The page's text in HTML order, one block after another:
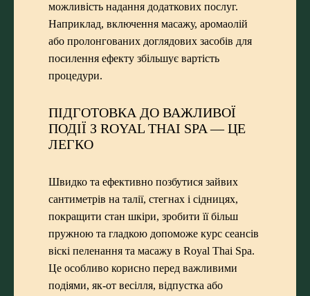
можливість надання додаткових послуг.
Наприклад, включення масажу, аромаолій
або пролонгованих доглядових засобів для
посилення ефекту збільшує вартість
процедури.
ПІДГОТОВКА ДО ВАЖЛИВОЇ
ПОДІЇ З ROYAL THAI SPA — ЦЕ
ЛЕГКО
Швидко та ефективно позбутися зайвих
сантиметрів на талії, стегнах і сідницях,
покращити стан шкіри, зробити її більш
пружною та гладкою допоможе курс сеансів
віскі пеленання та масажу в Royal Thai Spa.
Це особливо корисно перед важливими
подіями, як-от весілля, відпустка або